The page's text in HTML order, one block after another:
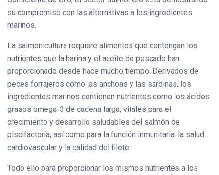
su compromiso con las alternativas a los ingredientes
marinos.
La salmonicultura requiere alimentos que contengan los
nutrientes que la harina y el aceite de pescado han
proporcionado desde hace mucho tiempo. Derivados de
peces forrajeros como las anchoas y las sardinas, los
ingredientes marinos contienen nutrientes como los ácidos
grasos omega-3 de cadena larga, vitales para el
crecimiento y desarrollo saludables del salmón de
piscifactoría, así como para la función inmunitaria, la salud
cardiovascular y la calidad del filete.
Todo ello para proporcionar los mismos nutrientes a los